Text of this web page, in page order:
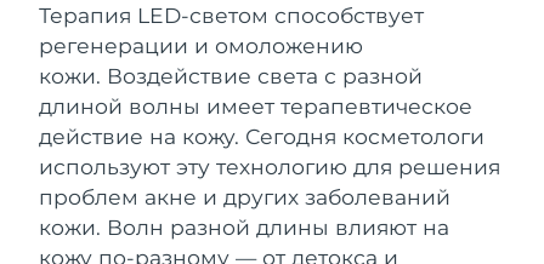
Терапия LED-светом способствует
регенерации и омоложению
кожи. Воздействие света с разной
длиной волны имеет терапевтическое
действие на кожу. Сегодня косметологи
используют эту технологию для решения
проблем акне и других заболеваний
кожи. Волн разной длины влияют на
кожу по-разному — от детокса и
Мальта
Ожидаемая дата доставки
Мексика
Ожидаемая дата доставки
Монако
Ожидаемая дата доставки
30/1/2026
Ожидаемая дата доставки